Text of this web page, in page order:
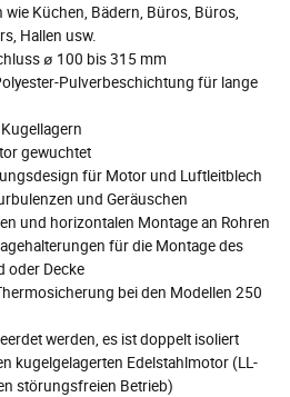
Küchen, Bädern, Büros, Büros,
Hallen usw.
ø 100 bis 315 mm
Pulverbeschichtung für lange
gewuchtet
für Motor und Luftleitblech
und Geräuschen
und horizontalen Montage an Rohren
für die Montage des
oder Decke
bei den Modellen 250
werden, es ist doppelt isoliert
kugelgelagerten Edelstahlmotor (LL-
störungsfreien Betrieb)